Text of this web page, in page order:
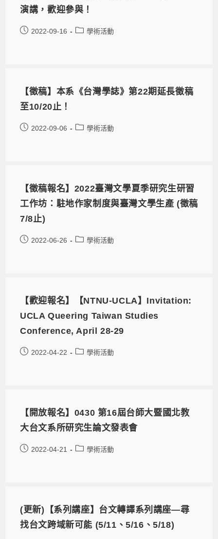
演講，歡迎參與！
2022-09-16 學術活動
【徵稿】本系《台灣學誌》第22期延長徵稿
至10/20止！
2022-09-06 學術活動
【徵稿報名】2022臺灣文學夏季研究生研習
工作坊：駐地作家制度與臺灣文學生產 (徵稿
7/8止)
2022-06-26 學術活動
【歡迎報名】【NTNU-UCLA】Invitation:
UCLA Queering Taiwan Studies
Conference, April 28-29
2022-04-22 學術活動
【開放報名】0430 第16屆台師大暨國北教
大台文系所研究生論文發表會
2022-04-21 學術活動
(更新)【系列講座】台文轉譯系列講座—尋
找台文跨域新可能 (5/11、5/16、5/18)